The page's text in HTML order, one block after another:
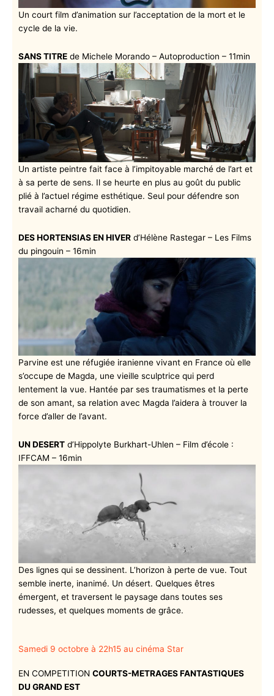
Un court film d’animation sur l’acceptation de la mort et le
cycle de la vie.
SANS TITRE de Michele Morando – Autoproduction – 11min
Un artiste peintre fait face à l’impitoyable marché de l’art et
à sa perte de sens. Il se heurte en plus au goût du public
plié à l’actuel régime esthétique. Seul pour défendre son
travail acharné du quotidien.
DES HORTENSIAS EN HIVER d’Hélène Rastegar – Les Films
du pingouin – 16min
Parvine est une réfugiée iranienne vivant en France où elle
s’occupe de Magda, une vieille sculptrice qui perd
lentement la vue. Hantée par ses traumatismes et la perte
de son amant, sa relation avec Magda l’aidera à trouver la
force d’aller de l’avant.
UN DESERT d’Hippolyte Burkhart-Uhlen – Film d’école :
IFFCAM – 16min
Des lignes qui se dessinent. L’horizon à perte de vue. Tout
semble inerte, inanimé. Un désert. Quelques êtres
émergent, et traversent le paysage dans toutes ses
rudesses, et quelques moments de grâce.
Samedi 9 octobre à 22h15 au cinéma Star
EN COMPETITION COURTS-METRAGES FANTASTIQUES
DU GRAND EST